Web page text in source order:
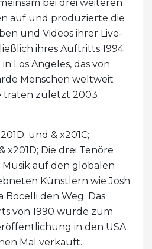
bei drei weiteren
auf und produzierte die
und Videos ihrer Live-
ihres Auftritts 1994
Los Angeles, das von
Menschen weltweit
traten zuletzt 2003
und & x201C;
x201D; Die drei Tenöre
Musik auf den globalen
Künstlern wie Josh
den Weg. Das
von 1990 wurde zum
in den USA
Mal verkauft.